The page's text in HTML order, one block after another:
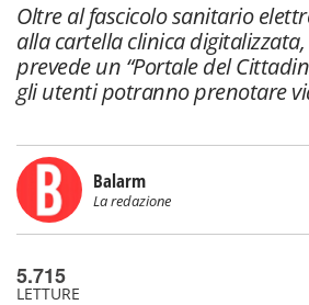
Oltre al fascicolo sanitario
alla cartella clinica
prevede un “Portale del
gli utenti potranno prenotare
Balarm
La redazione
5.715
LETTURE